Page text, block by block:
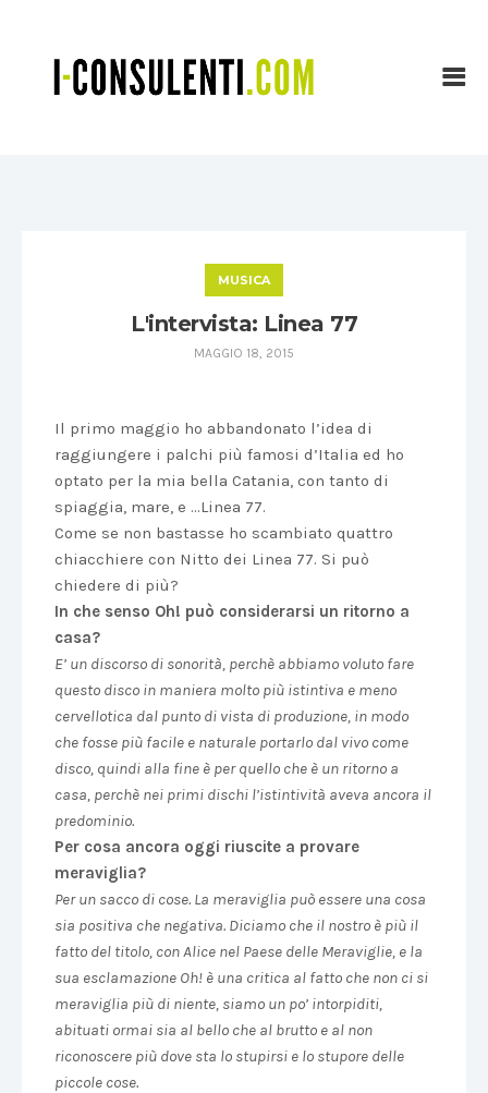
MUSICA
L'intervista: Linea 77
MAGGIO 18, 2015
Il primo maggio ho abbandonato l’idea di
raggiungere i palchi più famosi d’Italia ed ho
optato per la mia bella Catania, con tanto di
spiaggia, mare, e …Linea 77.
Come se non bastasse ho scambiato quattro
chiacchiere con Nitto dei Linea 77. Si può
chiedere di più?
In che senso Oh! può considerarsi un ritorno a
casa?
E’ un discorso di sonorità, perchè abbiamo voluto fare
questo disco in maniera molto più istintiva e meno
cervellotica dal punto di vista di produzione, in modo
che fosse più facile e naturale portarlo dal vivo come
disco, quindi alla fine è per quello che è un ritorno a
casa, perchè nei primi dischi l’istintività aveva ancora il
predominio.
Per cosa ancora oggi riuscite a provare
meraviglia?
Per un sacco di cose. La meraviglia può essere una cosa
sia positiva che negativa. Diciamo che il nostro è più il
fatto del titolo, con Alice nel Paese delle Meraviglie, e la
sua esclamazione Oh! è una critica al fatto che non ci si
meraviglia più di niente, siamo un po’ intorpiditi,
abituati ormai sia al bello che al brutto e al non
riconoscere più dove sta lo stupirsi e lo stupore delle
piccole cose.